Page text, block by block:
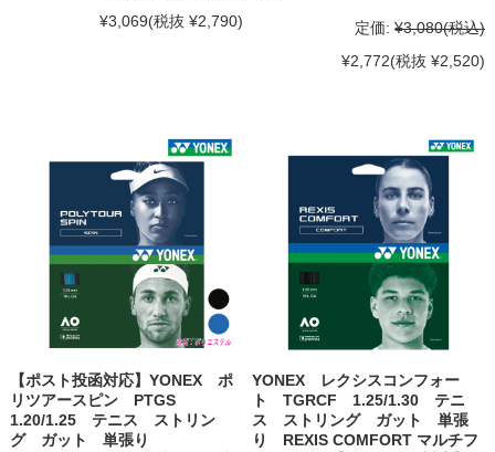
¥3,069(税抜 ¥2,790) 定価: ¥3,080(税込)
¥2,772(税抜 ¥2,520)
【ポスト投函対応】YONEX ポ
リツアースピン PTGS
1.20/1.25 テニス ストリン
グ ガット 単張り
YONEX レクシスコンフォー
ト TGRCF 1.25/1.30 テニ
ス ストリング ガット 単張
り REXIS COMFORT マルチフ